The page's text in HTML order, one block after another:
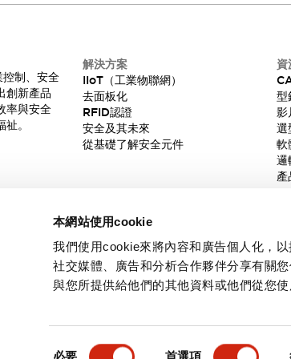
本網站使用cookie
我們使用cookie來將內容和廣告個人化，
社交媒體、廣告和分析合作夥伴分享有關
與您所提供給他們的其他資料或他們從您
必要 首選項
制、安全
創新產品
率與安全
。
解決方案
IIoT（工業物聯網）
去面板化
RFID認證
安全及其未來
從基礎了解安全元件
資
型
影
選
軟
邏
產
訂閱
隱私權政策使用條款